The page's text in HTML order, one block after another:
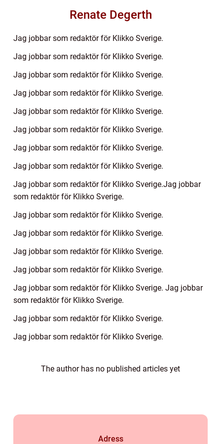
Renate Degerth
Jag jobbar som redaktör för Klikko Sverige.
Jag jobbar som redaktör för Klikko Sverige.
Jag jobbar som redaktör för Klikko Sverige.
Jag jobbar som redaktör för Klikko Sverige.
Jag jobbar som redaktör för Klikko Sverige.
Jag jobbar som redaktör för Klikko Sverige.
Jag jobbar som redaktör för Klikko Sverige.
Jag jobbar som redaktör för Klikko Sverige.
Jag jobbar som redaktör för Klikko Sverige.Jag jobbar
som redaktör för Klikko Sverige.
Jag jobbar som redaktör för Klikko Sverige.
Jag jobbar som redaktör för Klikko Sverige.
Jag jobbar som redaktör för Klikko Sverige.
Jag jobbar som redaktör för Klikko Sverige.
Jag jobbar som redaktör för Klikko Sverige. Jag jobbar
som redaktör för Klikko Sverige.
Jag jobbar som redaktör för Klikko Sverige.
Jag jobbar som redaktör för Klikko Sverige.
The author has no published articles yet
Adress